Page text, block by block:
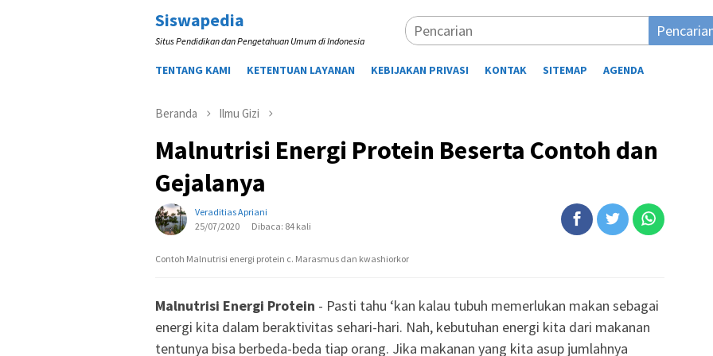
Siswapedia
Situs Pendidikan dan Pengetahuan Umum di Indonesia
TENTANG KAMI KETENTUAN LAYANAN KEBIJAKAN PRIVASI KONTAK SITEMAP AGENDA
Beranda Ilmu Gizi
Malnutrisi Energi Protein Beserta Contoh dan
Gejalanya
Veraditias Apriani
25/07/2020
Dibaca: 84 kali
Contoh Malnutrisi energi protein c. Marasmus dan kwashiorkor
Malnutrisi Energi Protein - Pasti tahu ‘kan kalau tubuh memerlukan makan sebagai
energi kita dalam beraktivitas sehari-hari. Nah, kebutuhan energi kita dari makanan
tentunya bisa berbeda-beda tiap orang. Jika makanan yang kita asup jumlahnya